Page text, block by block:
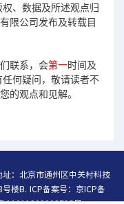
、数据及所述观点归
限公司发布及转载目
联系，会第一时间及
何疑问，敬请读者不
的观点和见解。
：北京市通州区中关村科技
楼B.
ICP备案号： 京ICP备